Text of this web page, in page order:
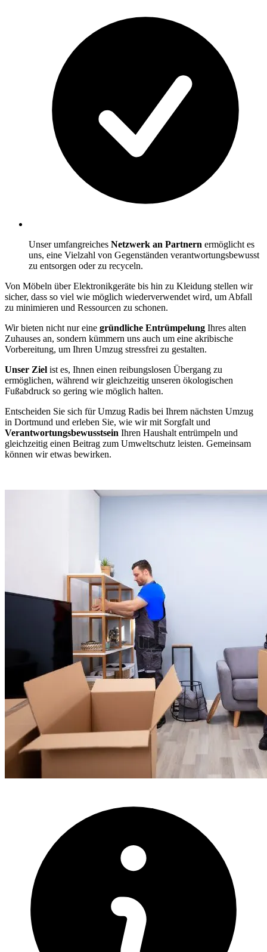
Unser umfangreiches Netzwerk an Partnern ermöglicht es
uns, eine Vielzahl von Gegenständen verantwortungsbewusst
zu entsorgen oder zu recyceln.
Von Möbeln über Elektronikgeräte bis hin zu Kleidung stellen wir
sicher, dass so viel wie möglich wiederverwendet wird, um Abfall
zu minimieren und Ressourcen zu schonen.
Wir bieten nicht nur eine gründliche Entrümpelung Ihres alten
Zuhauses an, sondern kümmern uns auch um eine akribische
Vorbereitung, um Ihren Umzug stressfrei zu gestalten.
Unser Ziel ist es, Ihnen einen reibungslosen Übergang zu
ermöglichen, während wir gleichzeitig unseren ökologischen
Fußabdruck so gering wie möglich halten.
Entscheiden Sie sich für Umzug Radis bei Ihrem nächsten Umzug
in Dortmund und erleben Sie, wie wir mit Sorgfalt und
Verantwortungsbewusstsein Ihren Haushalt entrümpeln und
gleichzeitig einen Beitrag zum Umweltschutz leisten. Gemeinsam
können wir etwas bewirken.